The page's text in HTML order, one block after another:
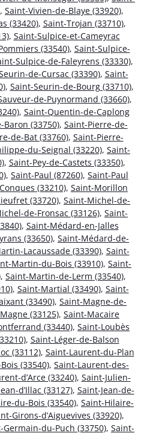
, Saint-Vivien-de-Blaye (33920),
(33420), Saint-Trojan (33710),
, Saint-Sulpice-et-Cameyrac
(33540), Saint-Sulpice-
Sulpice-de-Faleyrens (33330),
de-Cursac (33390), Saint-
, Saint-Seurin-de-Bourg (33710),
de-Puynormand (33660),
, Saint-Quentin-de-Caplong
(33750), Saint-Pierre-de-
de-Bat (33760), Saint-Pierre-
du-Seignal (33220), Saint-
, Saint-Pey-de-Castets (33350),
, Saint-Paul (87260), Saint-Paul
(33210), Saint-Morillon
(33720), Saint-Michel-de-
de-Fronsac (33126), Saint-
, Saint-Médard-en-Jalles
(33650), Saint-Médard-de-
Lacaussade (33390), Saint-
Martin-du-Bois (33910), Saint-
, Saint-Martin-de-Lerm (33540),
, Saint-Martial (33490), Saint-
(33490), Saint-Magne-de-
(33125), Saint-Macaire
(33440), Saint-Loubès
, Saint-Léger-de-Balson
(33112), Saint-Laurent-du-Plan
(33540), Saint-Laurent-des-
d’Arce (33240), Saint-Julien-
d’Illac (33127), Saint-Jean-de-
du-Bois (33540), Saint-Hilaire-
Girons-d’Aiguevives (33920),
Germain-du-Puch (33750), Saint-